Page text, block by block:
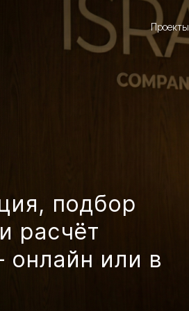
подбор
расчёт
или в
Проекты